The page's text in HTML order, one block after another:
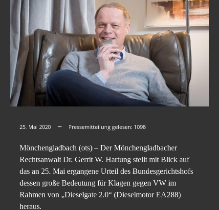
25. Mai 2020 Pressemitteilung gelesen: 1098
Mönchengladbach (ots) – Der Mönchengladbacher
Rechtsanwalt Dr. Gerrit W. Hartung stellt mit Blick auf
das an 25. Mai ergangene Urteil des Bundesgerichtshofs
dessen große Bedeutung für Klagen gegen VW im
Rahmen von „Dieselgate 2.0“ (Dieselmotor EA288)
heraus.